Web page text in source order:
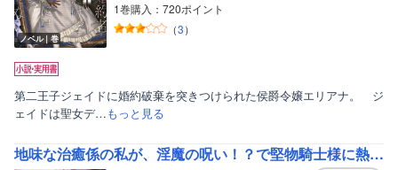
ノベル｜巻
1巻購入：720ポイント
（3）
第二王子ジェイドに婚約破棄を突きつけられた侯爵令嬢エリアナ。 ジ
ェイドは聖女デ…もっと見る
地味な治癒係の私が、淫魔の呪い！？で堅物騎士様に熱烈求愛されています！